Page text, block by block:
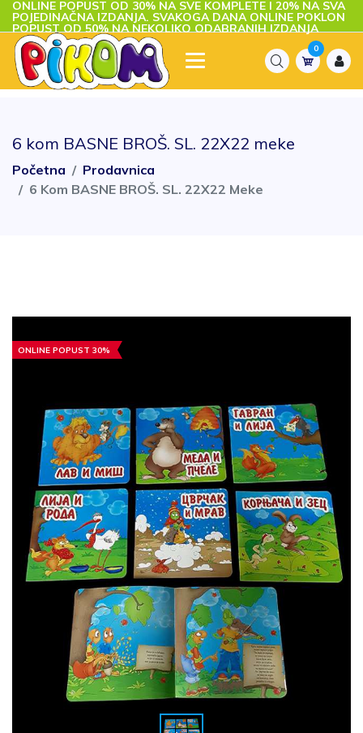
ONLINE POPUST OD 30% NA SVE KOMPLETE I 20% NA SVA
POJEDINAČNA IZDANJA. SVAKOGA DANA ONLINE POKLON
POPUST OD 50% NA NEKOLIKO ODABRANIH IZDANJA
0
6 kom BASNE BROŠ. SL. 22X22 meke
Početna
Prodavnica
6 Kom BASNE BROŠ. SL. 22X22 Meke
ONLINE POPUST 30%